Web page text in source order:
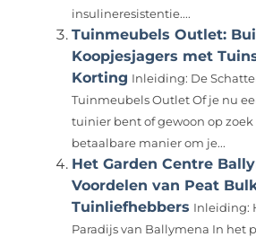
insulineresistentie....
Tuinmeubels Outlet:
Koopjesjagers met
Korting Inleiding: De
Tuinmeubels Outlet Of je nu
tuinier bent of gewoon op
betaalbare manier om je...
Het Garden Centre
Voordelen van Peat
Tuinliefhebbers Inleiding:
Paradijs van Ballymena In het